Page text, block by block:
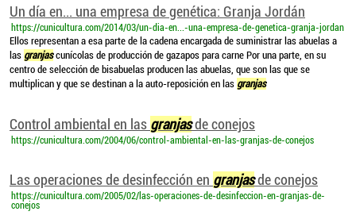
Un día en... una empresa de genética: Granja Jordán
https://cunicultura.com/2014/03/un-dia-en...-una-empresa-de-genetica-granja-jordan
Ellos representan a esa parte de la cadena encargada de suministrar las abuelas a
las granjascunícolas de producción de gazapos para carne Por una parte, en su
centro de selección de bisabuelas producen las abuelas, que son las que se
multiplican y que se destinan a la auto-reposición en las granjas
Control ambiental en las granjasde conejos
https://cunicultura.com/2004/06/control-ambiental-en-las-granjas-de-conejos
Las operaciones de desinfección en granjasde conejos
https://cunicultura.com/2005/02/las-operaciones-de-desinfeccion-en-granjas-de-
conejos